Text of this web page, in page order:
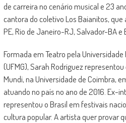
de carreira no cenário musical e 23
cantora do coletivo Los Baianitos,
PE, Rio de Janeiro-RJ, Salvador-BA e
Formada em Teatro pela Universidade
(UFMG), Sarah Rodriguez
Mundi, na Universidade de Coimbra,
atuando no país no ano de 2016. Ex-
representou o Brasil em festivais
cultura popular. A artista quer provar